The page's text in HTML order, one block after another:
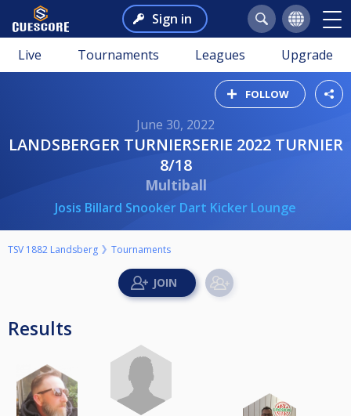
Sign in
Live Tournaments Leagues Upgrade
FOLLOW
June 30, 2022
LANDSBERGER TURNIERSERIE 2022 TURNIER
8/18
Multiball
Josis Billard Snooker Dart Kicker Lounge
TSV 1882 Landsberg Tournaments
Results